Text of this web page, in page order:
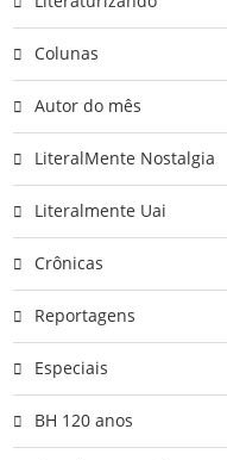
Colunas
Autor do mês
LiteralMente Nostalgia
Literalmente Uai
Crônicas
Reportagens
Especiais
BH 120 anos